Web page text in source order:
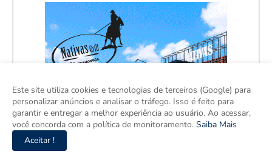
Este site utiliza cookies e tecnologias de terceiros (Google) para
personalizar anúncios e analisar o tráfego. Isso é feito para
garantir e entregar a melhor experiência ao usuário. Ao acessar,
você concorda com a política de monitoramento. Saiba Mais
Aceitar !